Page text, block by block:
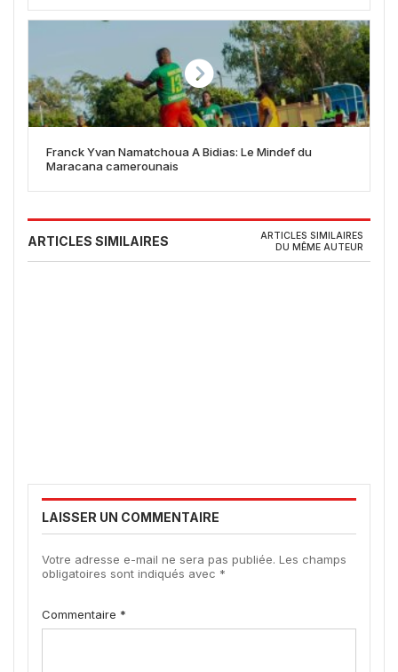
Franck Yvan Namatchoua A Bidias: Le Mindef du
Maracana camerounais
ARTICLES SIMILAIRES
ARTICLES SIMILAIRES
DU MÊME AUTEUR
LAISSER UN COMMENTAIRE
Votre adresse e-mail ne sera pas publiée. Les champs
obligatoires sont indiqués avec *
Commentaire *